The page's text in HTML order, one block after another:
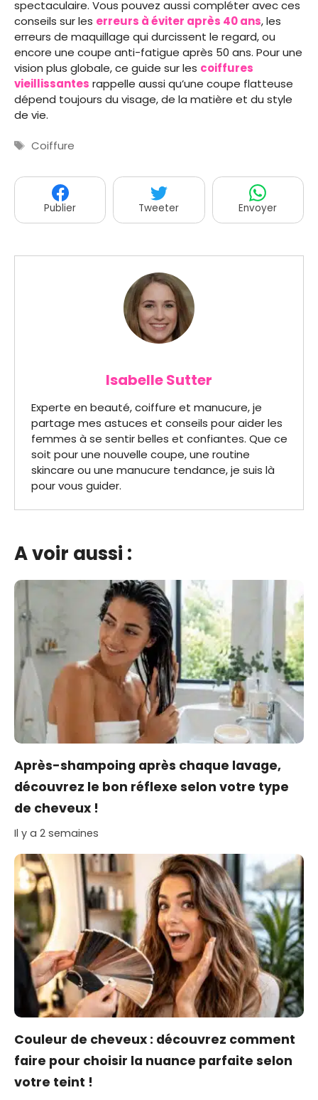
spectaculaire. Vous pouvez aussi compléter avec ces
conseils sur les erreurs à éviter après 40 ans, les
erreurs de maquillage qui durcissent le regard, ou
encore une coupe anti-fatigue après 50 ans. Pour une
vision plus globale, ce guide sur les coiffures
vieillissantes rappelle aussi qu’une coupe flatteuse
dépend toujours du visage, de la matière et du style
de vie.
Étiquettes
Coiffure
Publier Tweeter Envoyer
Isabelle Sutter
Experte en beauté, coiffure et manucure, je
partage mes astuces et conseils pour aider les
femmes à se sentir belles et confiantes. Que ce
soit pour une nouvelle coupe, une routine
skincare ou une manucure tendance, je suis là
pour vous guider.
A voir aussi :
Après-shampoing après chaque lavage,
découvrez le bon réflexe selon votre type
de cheveux !
Il y a 2 semaines
Couleur de cheveux : découvrez comment
faire pour choisir la nuance parfaite selon
votre teint !